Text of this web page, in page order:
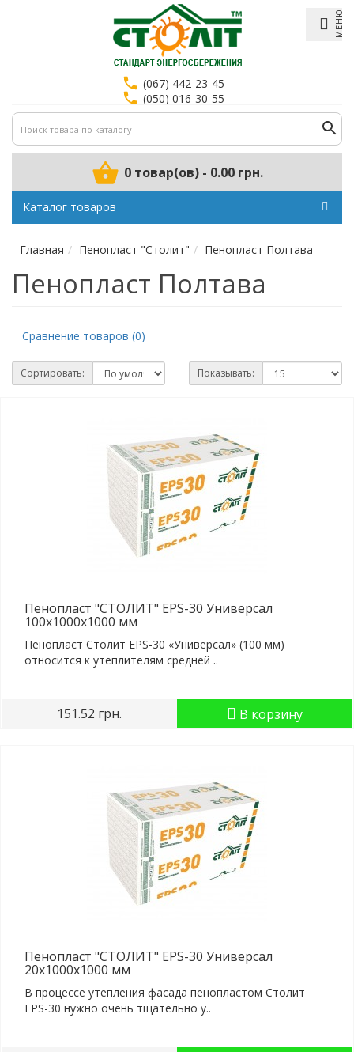
МЕНЮ
(067) 442-23-45
(050) 016-30-55
0 товар(ов) - 0.00 грн.
Каталог товаров
Главная Пенопласт "Столит" Пенопласт Полтава
Пенопласт Полтава
Сравнение товаров (0)
Сортировать: Показывать:
Пенопласт "СТОЛИТ" EPS-30 Универсал
100x1000x1000 мм
Пенопласт Столит EPS-30 «Универсал» (100 мм)
относится к утеплителям средней ..
151.52 грн. В корзину
Пенопласт "СТОЛИТ" EPS-30 Универсал
20x1000x1000 мм
В процессе утепления фасада пенопластом Столит
EPS-30 нужно очень тщательно у..